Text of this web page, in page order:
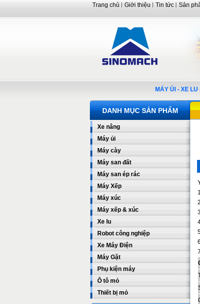
Trang chủ Giới thiệu Tin tức Sản
MÁY ỦI - XE
DANH MỤC SẢN PHẨM
Xe nâng
Máy ủi
Máy cày
Máy san đất
Máy san ép rác
Máy Xếp
Máy xúc
Máy xếp & xúc
Xe lu
Robot công nghiệp
Xe Máy Điện
Máy Gặt
Phụ kiện máy
Ô tô mỏ
Thiết bị mỏ